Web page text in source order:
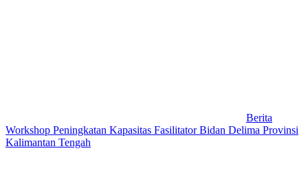
Berita
Workshop Peningkatan Kapasitas Fasilitator Bidan Delima Provinsi
Kalimantan Tengah